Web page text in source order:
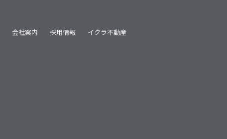
会社案内 採用情報 イクラ不動産